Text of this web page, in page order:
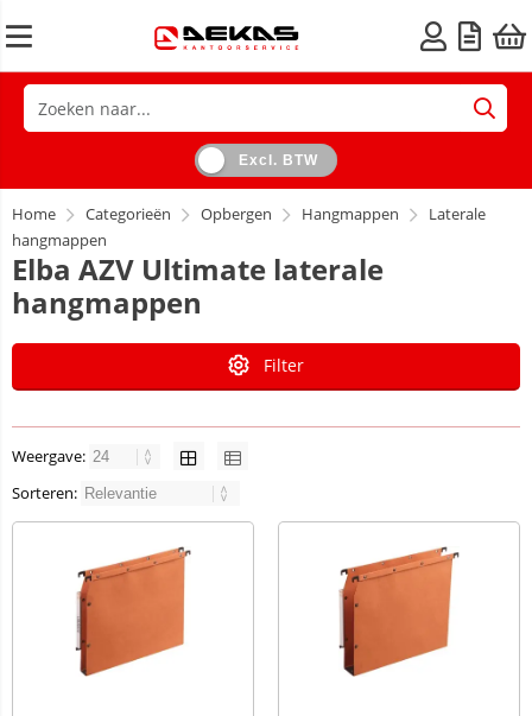
Excl. BTW
Home Categorieën Opbergen Hangmappen
Laterale
hangmappen
Elba AZV Ultimate laterale
hangmappen
Filter
Weergave:
Sorteren: